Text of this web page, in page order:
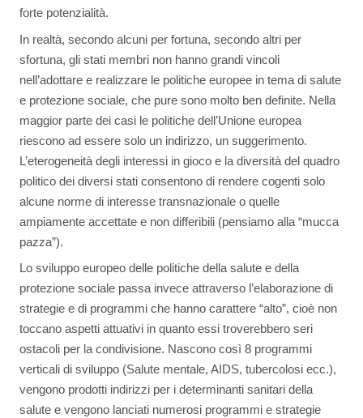
forte potenzialità.
In realtà, secondo alcuni per fortuna, secondo altri per
sfortuna, gli stati membri non hanno grandi vincoli
nell’adottare e realizzare le politiche europee in tema di salute
e protezione sociale, che pure sono molto ben definite. Nella
maggior parte dei casi le politiche dell’Unione europea
riescono ad essere solo un indirizzo, un suggerimento.
L’eterogeneità degli interessi in gioco e la diversità del quadro
politico dei diversi stati consentono di rendere cogenti solo
alcune norme di interesse transnazionale o quelle
ampiamente accettate e non differibili (pensiamo alla “mucca
pazza”).
Lo sviluppo europeo delle politiche della salute e della
protezione sociale passa invece attraverso l’elaborazione di
strategie e di programmi che hanno carattere “alto”, cioè non
toccano aspetti attuativi in quanto essi troverebbero seri
ostacoli per la condivisione. Nascono così 8 programmi
verticali di sviluppo (Salute mentale, AIDS, tubercolosi ecc.),
vengono prodotti indirizzi per i determinanti sanitari della
salute e vengono lanciati numerosi programmi e strategie